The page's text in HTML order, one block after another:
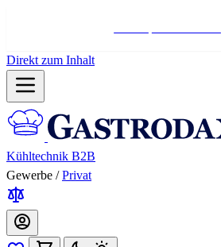
Direkt zum Inhalt
Kühltechnik B2B
Gewerbe / Privat